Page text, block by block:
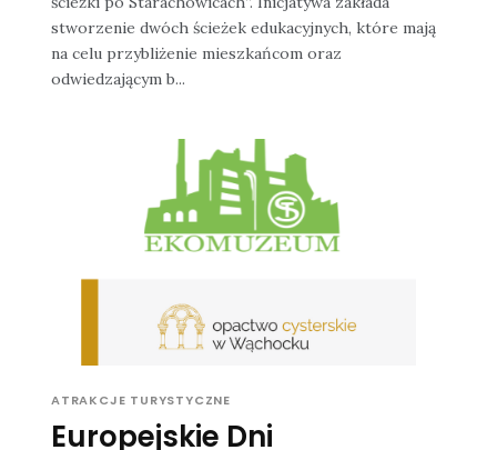
stworzenie dwóch ścieżek edukacyjnych, które mają
na celu przybliżenie mieszkańcom oraz
odwiedzającym b...
ATRAKCJE TURYSTYCZNE
Europejskie Dni